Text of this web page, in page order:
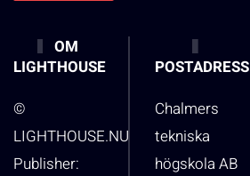
OM
LIGHTHOUSE
©
LIGHTHOUSE.NU
Publisher:
POSTADRESS
Chalmers
tekniska
högskola AB